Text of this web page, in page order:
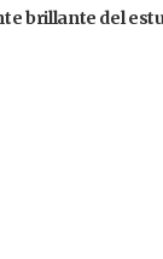
brillante del